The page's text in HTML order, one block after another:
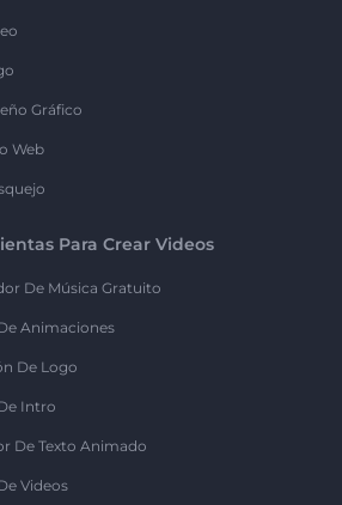
Gráfico
Web
Para Crear Videos
De Música Gratuito
Animaciones
De Logo
Intro
De Texto Animado
Videos